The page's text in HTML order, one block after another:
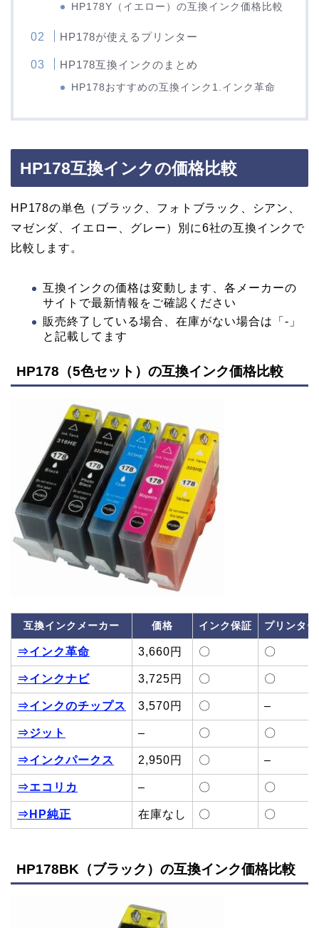
HP178Y（イエロー）の互換インク価格比較
HP178が使えるプリンター
HP178互換インクのまとめ
HP178おすすめの互換インク1.インク革命
HP178互換インクの価格比較
HP178の単色（ブラック、フォトブラック、シアン、
マゼンダ、イエロー、グレー）別に6社の互換インクで
比較します。
互換インクの価格は変動します、各メーカーの
サイトで最新情報をご確認ください
販売終了している場合、在庫がない場合は「-」
と記載してます
HP178（5色セット）の互換インク価格比較
互換インクメーカー 価格 インク保証 プリンタ
⇒インク革命 3,660円 〇 〇
⇒インクナビ 3,725円 〇 〇
⇒インクのチップス 3,570円 〇 –
⇒ジット – 〇 〇
⇒インクパークス 2,950円 〇 –
⇒エコリカ – 〇 〇
⇒HP純正 在庫なし 〇 〇
HP178BK（ブラック）の互換インク価格比較